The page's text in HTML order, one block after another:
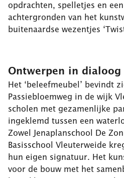
opdrachten, spelletjes en
achtergronden van het
buitenaardse wezentjes
Ontwerpen in dialoog
Het ‘beleefmeubel’ bevindt
Passiebloemweg in de wijk
scholen met gezamenlijke
ingeklemd tussen een
Zowel Jenaplanschool De
Basisschool Vleuterweide
hun eigen signatuur. Het
voor de bouw met het